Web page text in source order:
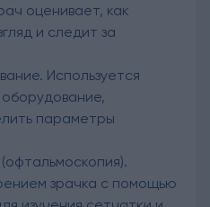
оценивает, как
и следит за
Используется
параметры
зрачка с помощью